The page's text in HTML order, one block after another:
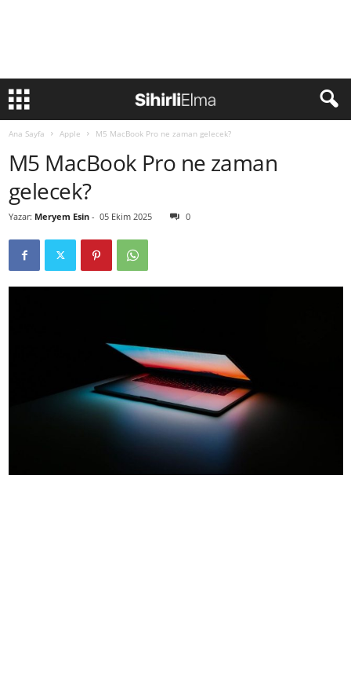
Ana Sayfa Apple M5 MacBook Pro ne zaman gelecek?
M5 MacBook Pro ne zaman
gelecek?
Yazar: Meryem Esin - 05 Ekim 2025 0